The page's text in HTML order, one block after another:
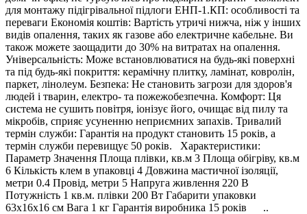
для монтажу підігрівальної підлоги ЕНП-1.КП: особливості та
переваги Економія коштів: Вартість утричі нижча, ніж у інших
видів опалення, таких як газове або електричне кабельне. Ви
також можете заощадити до 30% на витратах на опалення.
Універсальність: Може встановлюватися на будь-які поверхні
та під будь-які покриття: керамічну плитку, ламінат, ковролін,
паркет, лінолеум. Безпека: Не становить загрози для здоров'я
людей і тварин, електро- та пожежобезпечна. Комфорт: Ця
система не сушить повітря, іонізує його, очищає від пилу та
мікробів, сприяє усуненню неприємних запахів. Тривалий
термін служби: Гарантія на продукт становить 15 років, а
термін служби перевищує 50 років. Характеристики:
Параметр Значення Площа плівки, кв.м 3 Площа обігріву, кв.м
6 Кількість клем в упаковці 4 Довжина мастичної ізоляції,
метри 0.4 Провід, метри 5 Напруга живлення 220 В
Потужність 1 кв.м. плівки 200 Вт Габарити упаковки
63х16х16 см Вага 1 кг Гарантія виробника 15 років ..